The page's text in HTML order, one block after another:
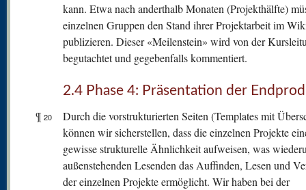
kann. Etwa nach anderthalb Monaten (Projekthälfte)
einzelnen Gruppen den Stand ihrer Projektarbeit im
publizieren. Dieser «Meilenstein» wird von der
begutachtet und gegebenfalls kommentiert.
2.4 Phase 4: Präsentation der
¶ 20
Durch die vorstrukturierten Seiten (Templates mit
können wir sicherstellen, dass die einzelnen Projekte
gewisse strukturelle Ähnlichkeit aufweisen, was
außenstehenden Lesenden das Auffinden, Lesen und
der einzelnen Projekte ermöglicht. Wir haben bei der